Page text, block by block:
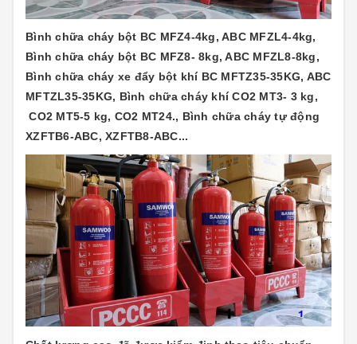
Bình chữa cháy bột BC MFZ4-4kg, ABC MFZL4-4kg,
Bình chữa cháy bột BC MFZ8- 8kg, ABC MFZL8-8kg,
Bình chữa cháy xe đẩy bột khí BC MFTZ35-35KG, ABC
MFTZL35-35KG, Bình chữa cháy khí CO2 MT3- 3 kg,
CO2 MT5-5 kg, CO2 MT24., Bình chữa cháy tự động
XZFTB6-ABC, XZFTB8-ABC...